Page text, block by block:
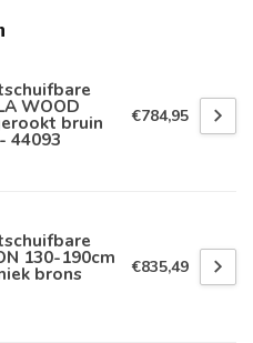
WOOD
bruin
44093
€784,95
130-190cm
brons €835,49